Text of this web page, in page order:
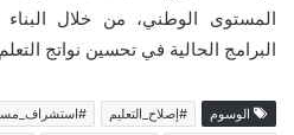
المستوى الوطني، من خلال
البرامج الحالية في تحسين نواتج
الوسوم #إصلاح_التعليم